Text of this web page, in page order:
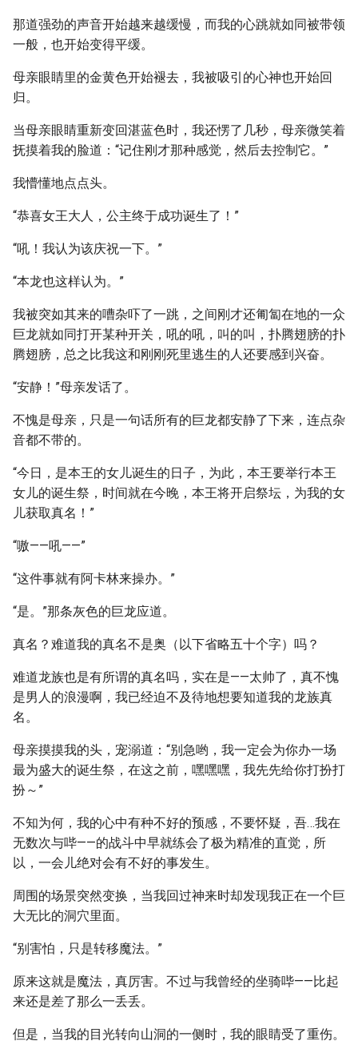
那道强劲的声音开始越来越缓慢，而我的心跳就如同被带领
一般，也开始变得平缓。
母亲眼睛里的金黄色开始褪去，我被吸引的心神也开始回
归。
当母亲眼睛重新变回湛蓝色时，我还愣了几秒，母亲微笑着
抚摸着我的脸道：“记住刚才那种感觉，然后去控制它。”
我懵懂地点点头。
“恭喜女王大人，公主终于成功诞生了！”
“吼！我认为该庆祝一下。”
“本龙也这样认为。”
我被突如其来的嘈杂吓了一跳，之间刚才还匍匐在地的一众
巨龙就如同打开某种开关，吼的吼，叫的叫，扑腾翅膀的扑
腾翅膀，总之比我这和刚刚死里逃生的人还要感到兴奋。
“安静！”母亲发话了。
不愧是母亲，只是一句话所有的巨龙都安静了下来，连点杂
音都不带的。
“今日，是本王的女儿诞生的日子，为此，本王要举行本王
女儿的诞生祭，时间就在今晚，本王将开启祭坛，为我的女
儿获取真名！”
“嗷——吼——”
“这件事就有阿卡林来操办。”
“是。”那条灰色的巨龙应道。
真名？难道我的真名不是奥（以下省略五十个字）吗？
难道龙族也是有所谓的真名吗，实在是——太帅了，真不愧
是男人的浪漫啊，我已经迫不及待地想要知道我的龙族真
名。
母亲摸摸我的头，宠溺道：“别急哟，我一定会为你办一场
最为盛大的诞生祭，在这之前，嘿嘿嘿，我先先给你打扮打
扮～”
不知为何，我的心中有种不好的预感，不要怀疑，吾…我在
无数次与哔——的战斗中早就练会了极为精准的直觉，所
以，一会儿绝对会有不好的事发生。
周围的场景突然变换，当我回过神来时却发现我正在一个巨
大无比的洞穴里面。
“别害怕，只是转移魔法。”
原来这就是魔法，真厉害。不过与我曾经的坐骑哔——比起
来还是差了那么一丢丢。
但是，当我的目光转向山洞的一侧时，我的眼睛受了重伤。